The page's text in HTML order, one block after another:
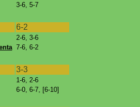
3-6, 5-7
6-2
2-6, 3-6
7-6, 6-2
3-3
1-6, 2-6
6-0, 6-7, [6-10]